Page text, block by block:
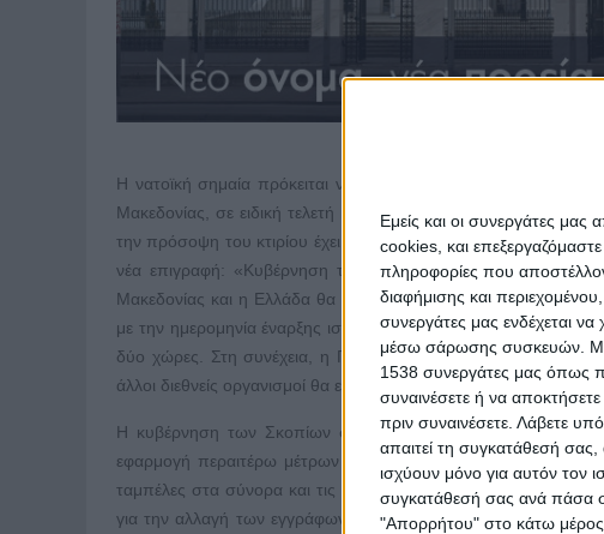
Εμείς και οι συνεργάτες
cookies, και
πληροφορίες που
διαφήμισης και
συνεργάτες μας ενδέχεται
μέσω σάρωσης συσκευών.
1538 συνεργάτες μας όπως
συναινέσετε ή να
πριν συναινέσετε. Λάβετε
απαιτεί τη συγκατάθεσή σας,
ισχύουν μόνο για αυτόν τον
συγκατάθεσή σας ανά πάσα
"Απορρήτου" στο κάτω μέρος
Η νατοϊκή σημαία πρόκειται να υψωθεί σήμερα μπροστά από
Μακεδονίας, σε ειδική τελετή κατά την οποία θα μιλήσει ο
την πρόσοψη του κτιρίου έχει ήδη αφαιρεθεί η επιγραφή
νέα επιγραφή: «Κυβέρνηση της Δημοκρατίας της Βόρειας
Μακεδονίας και η Ελλάδα θα υποβάλουν κοινή επιστολή
με την ημερομηνία έναρξης ισχύος της νέας συμφωνίας, η
δύο χώρες. Στη συνέχεια, η Γενική Γραμματεία του ΟΗΕ, οι
άλλοι διεθνείς οργανισμοί θα ενημερωθούν για την αλλαγή του
Η κυβέρνηση των Σκοπίων σχηματίζει ήδη ομάδα που μέσα
εφαρμογή περαιτέρω μέτρων και δράσεων που αφορούν στην
ταμπέλες στα σύνορα και τις διπλωματικές και τις προξενικές
για την αλλαγή των εγγράφων, ενώ αντίστοιχες